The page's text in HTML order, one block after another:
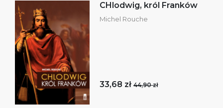
CHlodwig, król Franków
Michel Rouche
33,68 zł 44,90 zł